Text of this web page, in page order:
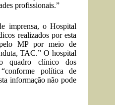
profissionais.”
imprensa, o Hospital
realizados por esta
MP por meio de
TAC.” O hospital
quadro clínico dos
política de
informação não pode